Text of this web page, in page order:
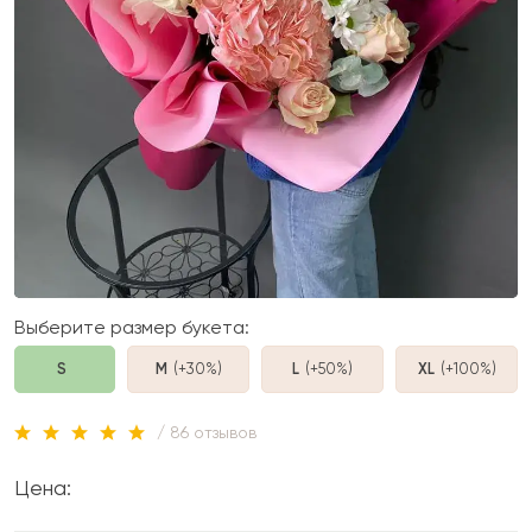
Выберите размер букета:
S M (+30%) L (+50%) XL (+100%)
/ 86 отзывов
Цена: